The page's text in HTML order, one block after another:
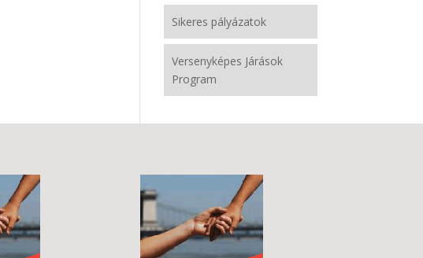
Sikeres pályázatok
Versenyképes Járások
Program